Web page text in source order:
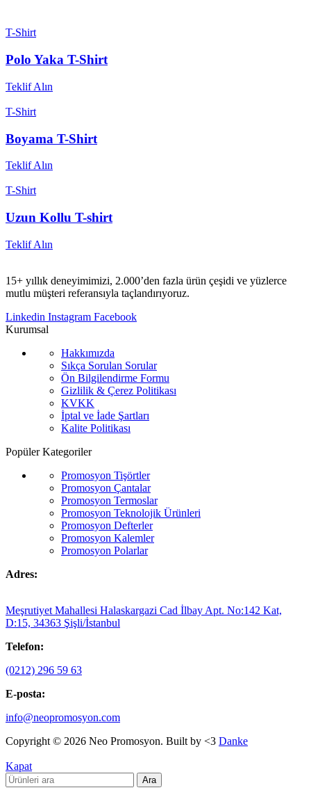
T-Shirt
Polo Yaka T-Shirt
Teklif Alın
T-Shirt
Boyama T-Shirt
Teklif Alın
T-Shirt
Uzun Kollu T-shirt
Teklif Alın
15+ yıllık deneyimimizi, 2.000’den fazla ürün çeşidi ve yüzlerce
mutlu müşteri referansıyla taçlandırıyoruz.
Linkedin Instagram Facebook
Kurumsal
Hakkımızda
Sıkça Sorulan Sorular
Ön Bilgilendirme Formu
Gizlilik & Çerez Politikası
KVKK
İptal ve İade Şartları
Kalite Politikası
Popüler Kategoriler
Promosyon Tişörtler
Promosyon Çantalar
Promosyon Termoslar
Promosyon Teknolojik Ürünleri
Promosyon Defterler
Promosyon Kalemler
Promosyon Polarlar
Adres:
Meşrutiyet Mahallesi Halaskargazi Cad İlbay Apt. No:142 Kat,
D:15, 34363 Şişli/İstanbul
Telefon:
(0212) 296 59 63
E-posta:
info@neopromosyon.com
Copyright © 2026 Neo Promosyon. Built by <3 Danke
Kapat
Ara